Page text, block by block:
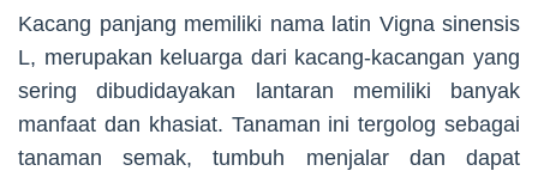
Kacang panjang memiliki nama latin Vigna sinensis
L, merupakan keluarga dari kacang-kacangan yang
sering dibudidayakan lantaran memiliki banyak
manfaat dan khasiat. Tanaman ini tergolog sebagai
tanaman semak, tumbuh menjalar dan dapat